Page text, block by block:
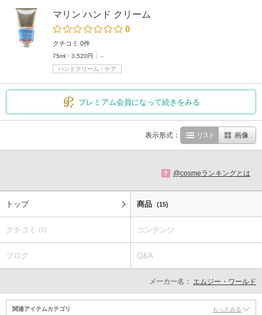
マリン ハンド クリーム
0
クチコミ 0件
75ml・3,520円
-
ハンドクリーム・ケア
プレミアム会員になって続きをみる
表示形式： リスト 画像
? @cosmeランキングとは
トップ 商品 (15)
クチコミ (0) コンテンツ
ブログ Q&A
メーカー名： エムジー・ワールド
関連アイテムカテゴリ もっとみる